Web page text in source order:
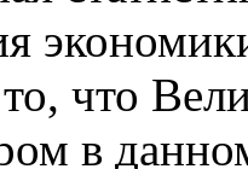
что
в